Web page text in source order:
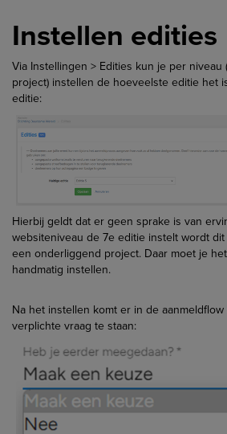
Instellen edities
Via Instellingen > Edities kun je per niveau
project) instellen de hoeveelste editie het
editie:
Hierbij geldt dat er geen sprake is van
websiteniveau de 7e editie instelt wordt
een onderliggend project. Daar moet je
handmatig instellen.
Na het instellen komt er in de
verplichte vraag te staan: